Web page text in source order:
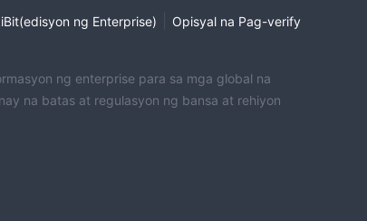
ng Enterprise) Opisyal na Pag-verify
ng enterprise para sa mga global na
na batas at regulasyon ng bansa at rehiyon